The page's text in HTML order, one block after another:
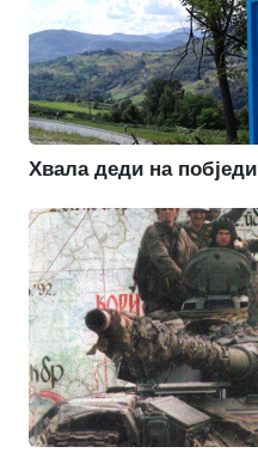
Хвала деди на побједи